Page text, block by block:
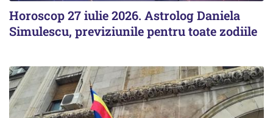
Horoscop 27 iulie 2026. Astrolog Daniela
Simulescu, previziunile pentru toate zodiile